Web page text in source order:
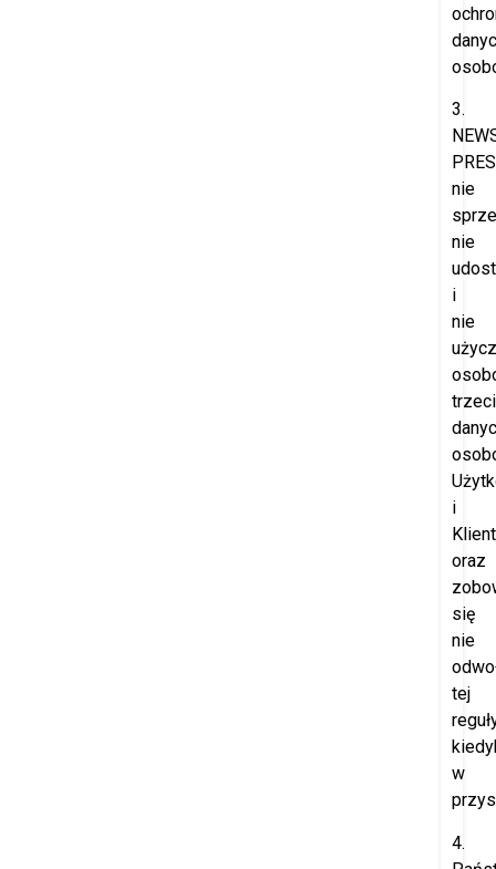
3.
nie
nie
i
nie
i
oraz
się
nie
tej
w
4.